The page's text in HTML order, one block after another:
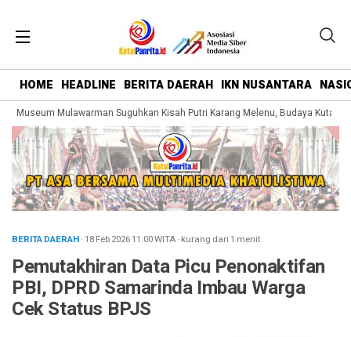
HOME HEADLINE BERITA DAERAH IKN NUSANTARA
Museum Mulawarman Suguhkan Kisah Putri Karang Melenu, Budaya Kutai
BERITA DAERAH· 18 Feb 202611:00WITA· kurang dari 1 menit
Pemutakhiran Data Picu Penonaktifan
PBI, DPRD Samarinda Imbau Warga
Cek Status BPJS